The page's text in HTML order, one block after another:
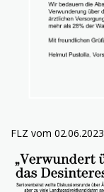
FLZ vom 02.06.2023